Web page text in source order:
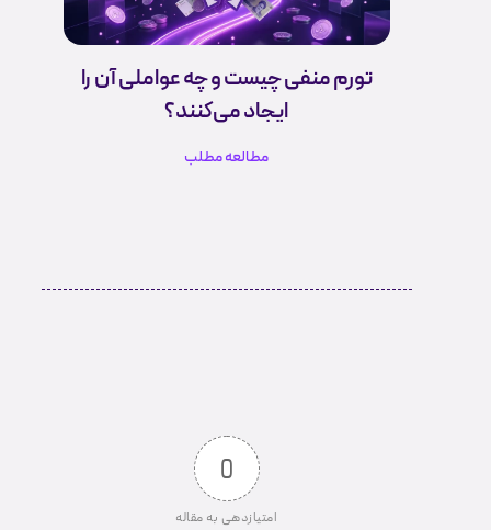
تورم منفی چیست و چه عواملی آن را
ایجاد می‌کنند؟
مطالعه مطلب
0
امتیازدهی به مقاله